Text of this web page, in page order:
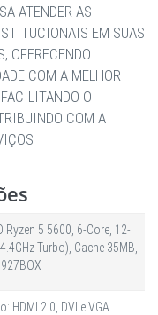
ATENDER AS
EM SUAS
OFERECENDO
COM A MELHOR
O
COM A
Ryzen 5 5600, 6-Core, 12-
Turbo), Cache 35MB,
HDMI 2.0, DVI e VGA